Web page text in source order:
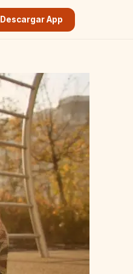
Descargar App